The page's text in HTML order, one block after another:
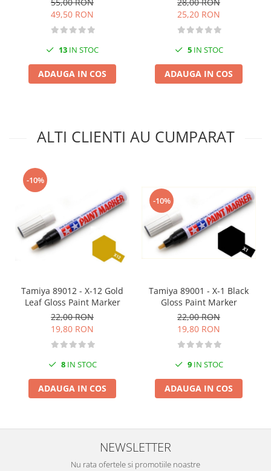
Markere Metalice
49,50 RON
13 IN STOC
ADAUGA IN COS
25,20 RON
5IN STOC
ADAUGA IN COS
ALTI CLIENTI AU CUMPARAT
-10%
Tamiya 89012 - X-12 Gold
Leaf Gloss Paint Marker
22,00 RON
19,80 RON
8IN STOC
ADAUGA IN COS
-10%
Tamiya 89001 - X-1 Black
Gloss Paint Marker
22,00 RON
19,80 RON
9IN STOC
ADAUGA IN COS
NEWSLETTER
Nu rata ofertele si promotiile noastre